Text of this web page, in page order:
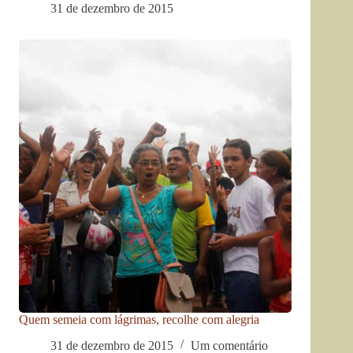
31 de dezembro de 2015
Quem semeia com lágrimas, recolhe com alegria
31 de dezembro de 2015
Um comentário